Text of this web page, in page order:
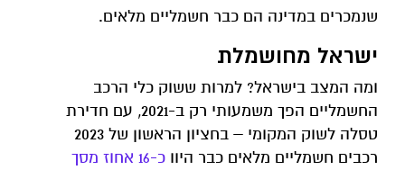
שנמכרים במדינה הם כבר חשמליים מלאים.
ישראל מחושמלת
ומה המצב בישראל? למרות ששוק כלי הרכב
החשמליים הפך משמעותי רק ב-2021, עם חדירת
טסלה לשוק המקומי – בחציון הראשון של 2023
רכבים חשמליים מלאים כבר היוו
כ-16 אחוז מסך